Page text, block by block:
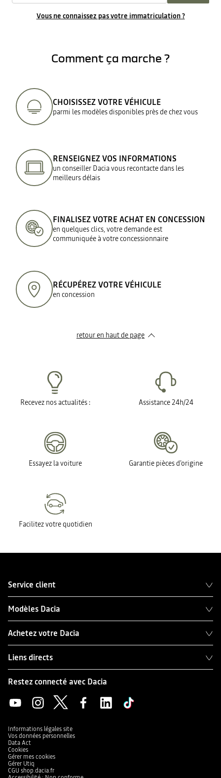
Vous ne connaissez pas votre immatriculation ?
Comment ça marche ?
CHOISISSEZ VOTRE VÉHICULE
parmi les modèles disponibles près de chez vous
RENSEIGNEZ VOS INFORMATIONS
un conseiller Dacia vous recontacte dans les
meilleurs délais
FINALISEZ VOTRE ACHAT EN CONCESSION
en quelques clics, votre demande est
communiquée à votre concessionnaire
RÉCUPÉREZ VOTRE VÉHICULE
en concession
retour en haut de page​
Recevez nos actualités : Assistance 24h/24
Essayez la voiture Garantie pièces d'origine
Facilitez votre quotidien
Service client
Modèles Dacia
Achetez votre Dacia
Liens directs
Restez connecté avec Dacia
Informations légales site
Vos données personnelles
Data Act
Cookies
Gérer mes cookies
Gérer Utiq
CGU shop.dacia.fr